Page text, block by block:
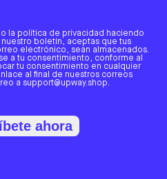
la política de privacidad haciendo
nuestro boletín, aceptas que tus
electrónico, sean almacenados.
a tu consentimiento, conforme al
tu consentimiento en cualquier
al final de nuestros correos
a support@upway.shop.
ahora